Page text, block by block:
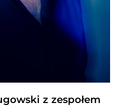
z zespołem